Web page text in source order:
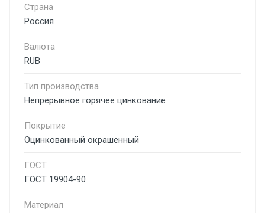
Страна
Россия
Валюта
RUB
Тип производства
Непрерывное горячее цинкование
Покрытие
Оцинкованный окрашенный
ГОСТ
ГОСТ 19904-90
Материал